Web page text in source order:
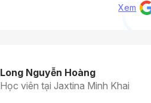
Xem
Long Nguyễn Hoàng
Học viên tại Jaxtina Minh Khai